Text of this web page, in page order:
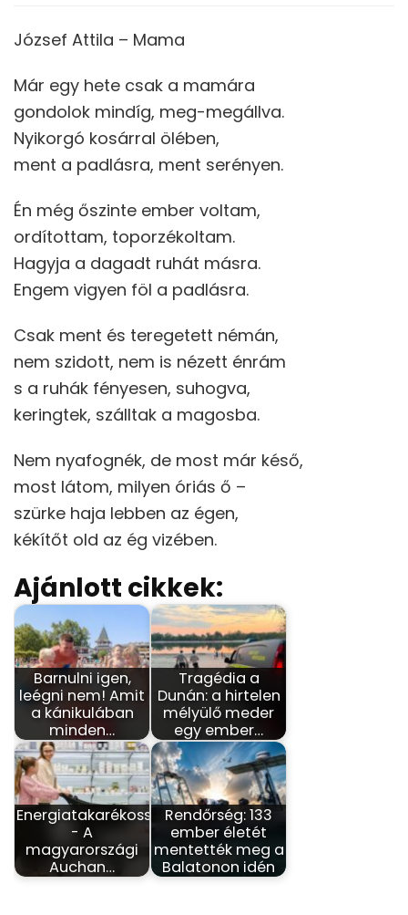
József Attila – Mama
Már egy hete csak a mamára
gondolok mindíg, meg-megállva.
Nyikorgó kosárral ölében,
ment a padlásra, ment serényen.
Én még őszinte ember voltam,
ordítottam, toporzékoltam.
Hagyja a dagadt ruhát másra.
Engem vigyen föl a padlásra.
Csak ment és teregetett némán,
nem szidott, nem is nézett énrám
s a ruhák fényesen, suhogva,
keringtek, szálltak a magosba.
Nem nyafognék, de most már késő,
most látom, milyen óriás ő –
szürke haja lebben az égen,
kékítőt old az ég vizében.
Ajánlott cikkek:
Barnulni igen,
leégni nem! Amit
a kánikulában
minden…
Tragédia a
Dunán: a hirtelen
mélyülő meder
egy ember…
Energiatakarékosság
- A
magyarországi
Auchan…
Rendőrség: 133
ember életét
mentették meg a
Balatonon idén